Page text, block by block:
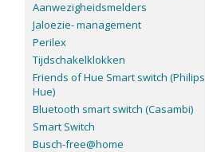
Aanwezigheidsmelders
Jaloezie- management
Perilex
Tijdschakelklokken
Friends of Hue Smart switch (Philips
Hue)
Bluetooth smart switch (Casambi)
Smart Switch
Busch-free@home